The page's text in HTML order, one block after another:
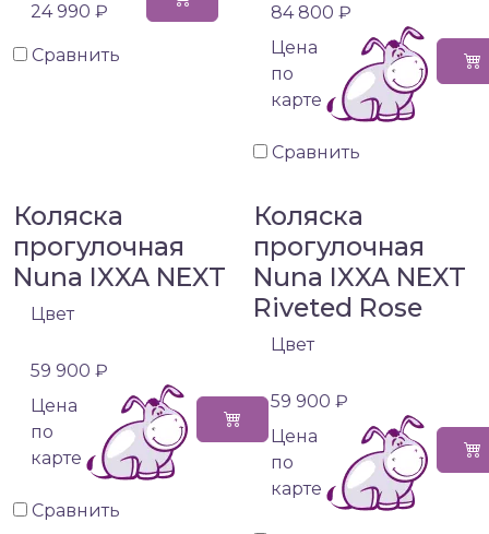
24 990 ₽
Сравнить
84 800 ₽
Цена
по
карте
Сравнить
Коляска
прогулочная
Nuna IXXA NEXT
Цвет
59 900 ₽
Цена
по
карте
Сравнить
Коляска
прогулочная
Nuna IXXA NEXT
Riveted Rose
Цвет
59 900 ₽
Цена
по
карте